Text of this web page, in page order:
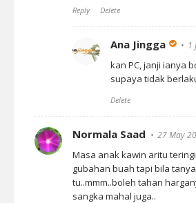
Reply Delete
Ana Jingga 1
kan PC, janji ianya
supaya tidak
Delete
Normala Saad 27 May
Masa anak kawin aritu
gubahan buah tapi bila
tu..mmm..boleh tahan
sangka mahal juga..